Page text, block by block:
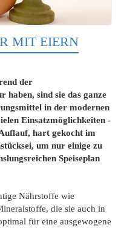
MIT EIERN
der
haben, sind sie das ganze
in der modernen
Einsatzmöglichkeiten -
hart gekocht im
um nur einige zu
Speiseplan
Nährstoffe wie
die sie auch in
für eine ausgewogene